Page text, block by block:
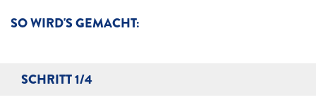
SO WIRD'S GEMACHT:
SCHRITT 1/4